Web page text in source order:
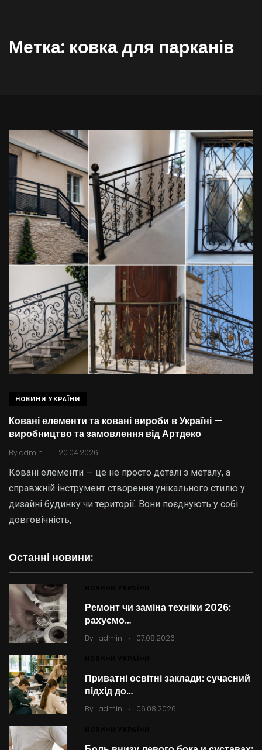
Метка: ковка для парканів
НОВИНИ УКРАЇНИ
Ковані елементи та ковані вироби в Україні —
виробництво та замовлення від Артдеко
By admin . 20.04.2026
Ковані елементи — це не просто деталі з металу, а
справжній інструмент створення унікального стилю у
дизайні будинку чи території. Вони поєднують у собі
довговічність,
Останні новини:
Ремонт чи заміна техніки 2026:
рахуємо…
By admin . 07.08.2026
Приватні освітні заклади: сучасний
підхід до…
By admin . 06.08.2026